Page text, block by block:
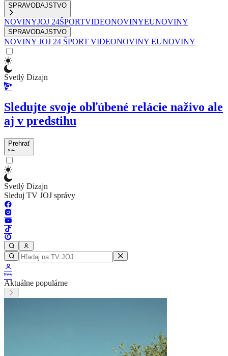
SPRAVODAJSTVO
NOVINYJOJ 24ŠPORTVIDEONOVINYEUNOVINY
SPRAVODAJSTVO
NOVINY JOJ 24 ŠPORT VIDEONOVINY EUNOVINY
Svetlý Dizajn
Sledujte svoje obľúbené relácie naživo ale
aj v predstihu
Prehrať
Svetlý Dizajn
Sleduj TV JOJ správy
Aktuálne populárne